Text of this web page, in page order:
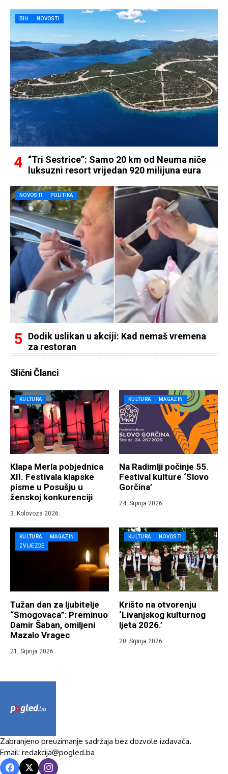
BIH NOVOSTI
“Tri Sestrice”: Samo 20 km od Neuma niče
luksuzni resort vrijedan 920 milijuna eura
NOVOSTI POLITIKA
Dodik uslikan u akciji: Kad nemaš vremena
za restoran
Slični Članci
KULTURA
Klapa Merla pobjednica
XII. Festivala klapske
pisme u Posušju u
ženskoj konkurenciji
3. Kolovoza 2026.
KULTURA MAGAZIN
Na Radimlji počinje 55.
Festival kulture ‘Slovo
Gorčina’
24. Srpnja 2026.
KULTURA
MAGAZIN
ZVIJEZDE
Tužan dan za ljubitelje
“Smogovaca”: Preminuo
Damir Šaban, omiljeni
Mazalo Vragec
21. Srpnja 2026.
KULTURA NOVOSTI
Krišto na otvorenju
‘Livanjskog kulturnog
ljeta 2026.’
20. Srpnja 2026.
Zabranjeno preuzimanje sadržaja bez dozvole izdavača.
Email: redakcija@pogled.ba